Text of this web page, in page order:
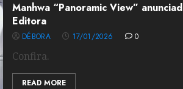
Manhwa “Panoramic View”
Editora
DÉBORA 17/01/2026 0
Confira.
READ MORE